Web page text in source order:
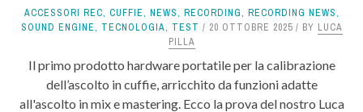
ACCESSORI REC, CUFFIE, NEWS, RECORDING, RECORDING NEWS,
SOUND ENGINE, TECNOLOGIA, TEST 20 OTTOBRE 2025 BY LUCA
PILLA
Il primo prodotto hardware portatile per la calibrazione
dell’ascolto in cuffie, arricchito da funzioni adatte
all'ascolto in mix e mastering. Ecco la prova del nostro Luca